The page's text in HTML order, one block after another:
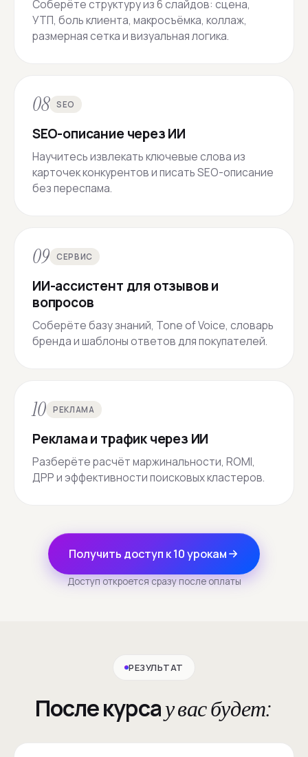
Соберёте структуру из 6 слайдов: сцена,
УТП, боль клиента, макросъёмка, коллаж,
размерная сетка и визуальная логика.
08 SEO
SEO-описание через ИИ
Научитесь извлекать ключевые слова из
карточек конкурентов и писать SEO-описание
без переспама.
09 СЕРВИС
ИИ-ассистент для отзывов и
вопросов
Соберёте базу знаний, Tone of Voice, словарь
бренда и шаблоны ответов для покупателей.
10 РЕКЛАМА
Реклама и трафик через ИИ
Разберёте расчёт маржинальности, ROMI,
ДРР и эффективности поисковых кластеров.
Получить доступ к 10 урокам
Доступ откроется сразу после оплаты
РЕЗУЛЬТАТ
После курсау вас будет: